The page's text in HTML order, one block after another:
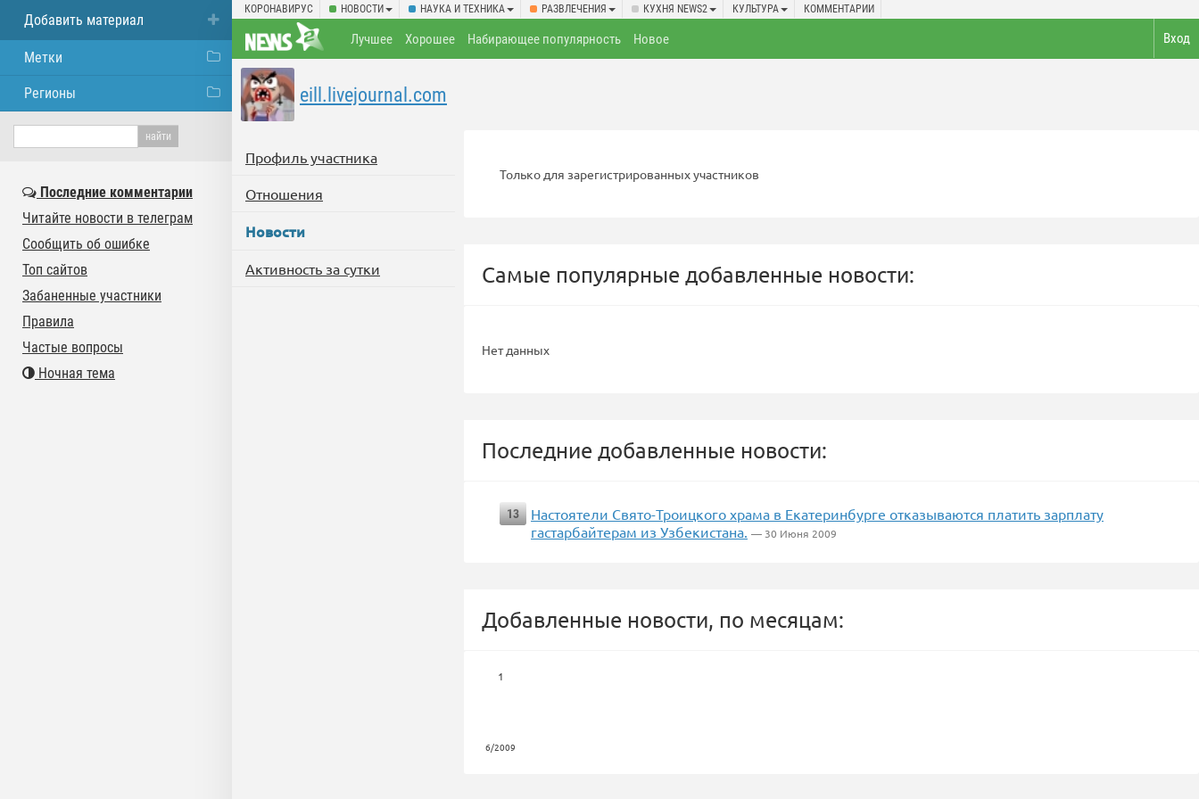
КОРОНАВИРУС НОВОСТИ НАУКА И ТЕХНИКА РАЗВЛЕЧЕНИЯ КУХНЯ NEWS2 КУЛЬТУРА КОММЕНТАРИИ
Вход
Лучшее Хорошее Набирающее популярность Новое
eill.livejournal.com
Профиль участника
Отношения
Новости
Активность за сутки
Только для зарегистрированных участников
Самые популярные добавленные новости:
Нет данных
Последние добавленные новости:
13
Настоятели Свято-Троицкого храма в Екатеринбурге отказываются платить зарплату
гастарбайтерам из Узбекистана. — 30 Июня 2009
Добавленные новости, по месяцам:
1
6/2009
Добавить материал
Метки
Регионы
Последние комментарии
Читайте новости в телеграм
Сообщить об ошибке
Топ сайтов
Забаненные участники
Правила
Частые вопросы
Ночная тема